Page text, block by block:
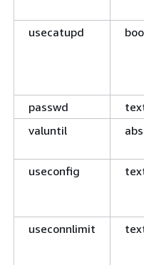
usecatupd
passwd
valuntil
useconfig
useconnlimit